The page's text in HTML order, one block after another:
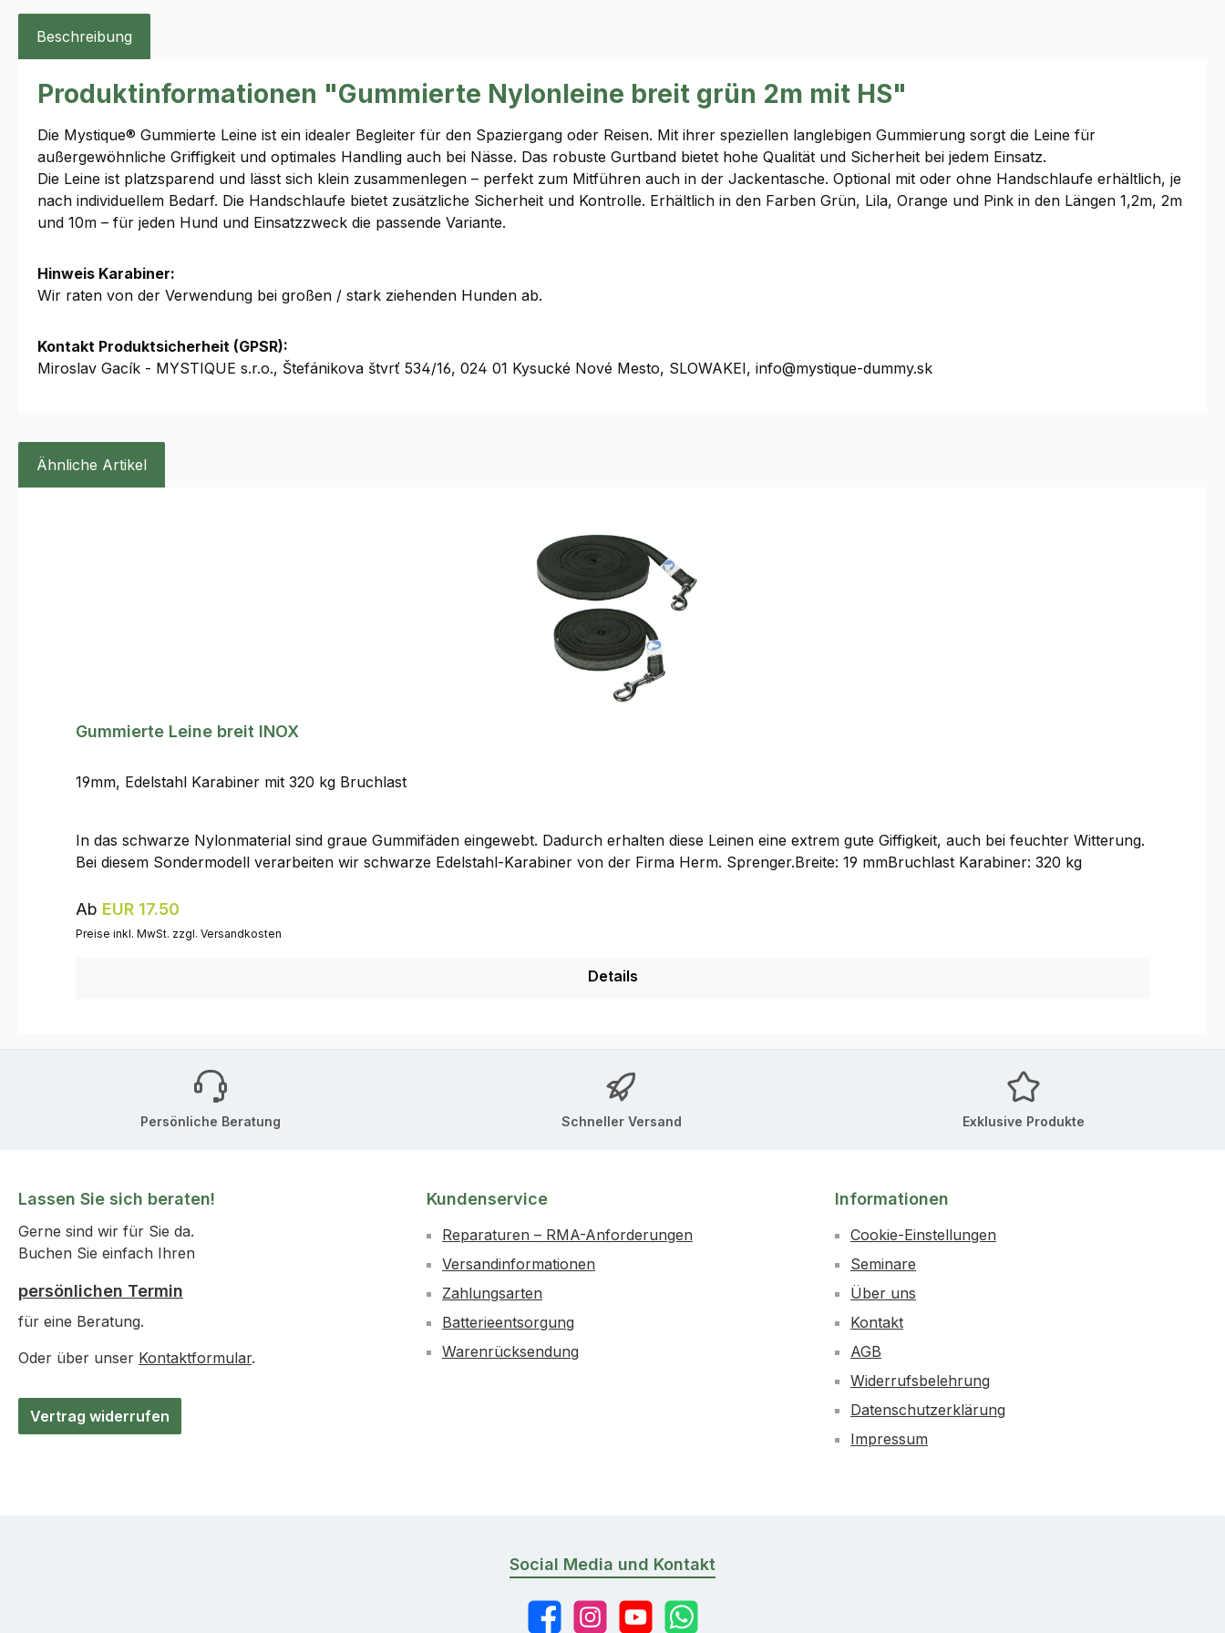
Beschreibung
Produktinformationen "Gummierte Nylonleine breit grün 2m mit HS"
Die Mystique® Gummierte Leine ist ein idealer Begleiter für den Spaziergang oder Reisen. Mit ihrer speziellen langlebigen Gummierung sorgt die Leine für
außergewöhnliche Griffigkeit und optimales Handling auch bei Nässe. Das robuste Gurtband bietet hohe Qualität und Sicherheit bei jedem Einsatz.
Die Leine ist platzsparend und lässt sich klein zusammenlegen – perfekt zum Mitführen auch in der Jackentasche. Optional mit oder ohne Handschlaufe erhältlich, je
nach individuellem Bedarf. Die Handschlaufe bietet zusätzliche Sicherheit und Kontrolle. Erhältlich in den Farben Grün, Lila, Orange und Pink in den Längen 1,2m, 2m
und 10m – für jeden Hund und Einsatzzweck die passende Variante.
Hinweis Karabiner:
Wir raten von der Verwendung bei großen / stark ziehenden Hunden ab.
Kontakt Produktsicherheit (GPSR):
Miroslav Gacík - MYSTIQUE s.r.o., Štefánikova štvrť 534/16, 024 01 Kysucké Nové Mesto, SLOWAKEI, info@mystique-dummy.sk
Ähnliche Artikel
Gummierte Leine breit INOX
19mm, Edelstahl Karabiner mit 320 kg Bruchlast
In das schwarze Nylonmaterial sind graue Gummifäden eingewebt. Dadurch erhalten diese Leinen eine extrem gute Giffigkeit, auch bei feuchter Witterung.
Bei diesem Sondermodell verarbeiten wir schwarze Edelstahl-Karabiner von der Firma Herm. Sprenger.Breite: 19 mmBruchlast Karabiner: 320 kg
Regulärer Preis:
Ab EUR 17.50
Preise inkl. MwSt. zzgl. Versandkosten
Details
Persönliche Beratung Schneller Versand Exklusive Produkte
Lassen Sie sich beraten!
Gerne sind wir für Sie da.
Buchen Sie einfach Ihren
persönlichen Termin
für eine Beratung.
Oder über unser Kontaktformular.
Vertrag widerrufen
Kundenservice
Reparaturen – RMA-Anforderungen
Versandinformationen
Zahlungsarten
Batterieentsorgung
Warenrücksendung
Informationen
Cookie-Einstellungen
Seminare
Über uns
Kontakt
AGB
Widerrufsbelehrung
Datenschutzerklärung
Impressum
Social Media und Kontakt
FacebookInstagramYouTubeWhatsApp